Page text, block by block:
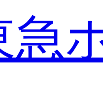
急